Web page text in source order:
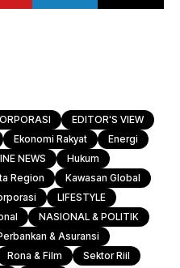
EDITOR'S VIEW
Ekonomi Rakyat
Energi
NEWS
Hukum
Region
Kawasan Global
LIFESTYLE
NASIONAL & POLITIK
& Asuransi
Rona & Film Sektor Riil